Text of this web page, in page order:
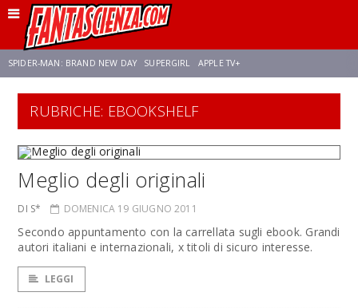
SPIDER-MAN: BRAND NEW DAY SUPERGIRL APPLE TV+
FRANCO RICCIARDIELLO ZENDAYA STAR TREK
RUBRICHE: EBOOKSHELF
Meglio degli originali
DI S* DOMENICA 19 GIUGNO 2011
Secondo appuntamento con la carrellata sugli ebook. Grandi
autori italiani e internazionali, x titoli di sicuro interesse.
LEGGI